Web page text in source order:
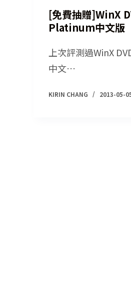
[免費抽贈]WinX
Platinum中文版
上次評測過WinX
中文…
KIRIN CHANG 2013-05-